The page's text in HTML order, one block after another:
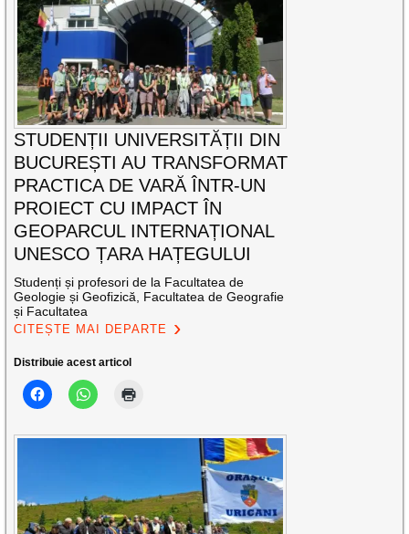
STUDENȚII UNIVERSITĂȚII DIN
BUCUREȘTI AU TRANSFORMAT
PRACTICA DE VARĂ ÎNTR-UN
PROIECT CU IMPACT ÎN
GEOPARCUL INTERNAȚIONAL
UNESCO ȚARA HAȚEGULUI
Studenți și profesori de la Facultatea de
Geologie și Geofizică, Facultatea de Geografie
și Facultatea
CITEȘTE MAI DEPARTE
Distribuie acest articol